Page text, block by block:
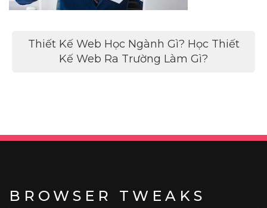
Điều
hướng
Thiết Kế Web Học Ngành Gì? Học Thiết
Kế Web Ra Trường Làm Gì?
BROWSER TWEAKS